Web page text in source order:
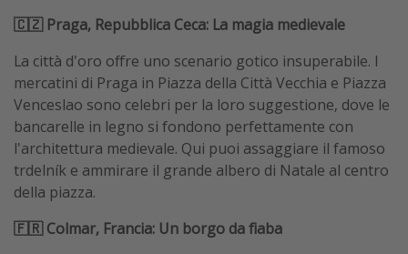
🇨🇿 Praga, Repubblica Ceca: La magia medievale
La città d'oro offre uno scenario gotico insuperabile. I
mercatini di Praga in Piazza della Città Vecchia e Piazza
Venceslao sono celebri per la loro suggestione, dove le
bancarelle in legno si fondono perfettamente con
l'architettura medievale. Qui puoi assaggiare il famoso
trdelník e ammirare il grande albero di Natale al centro
della piazza.
🇫🇷 Colmar, Francia: Un borgo da fiaba